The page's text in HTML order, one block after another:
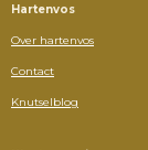
Hartenvos
Over hartenvos
Contact
Knutselblog